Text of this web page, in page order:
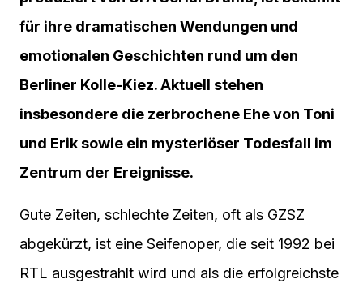
für ihre dramatischen Wendungen und
emotionalen Geschichten rund um den
Berliner Kolle-Kiez. Aktuell stehen
insbesondere die zerbrochene Ehe von Toni
und Erik sowie ein mysteriöser Todesfall im
Zentrum der Ereignisse.
Gute Zeiten, schlechte Zeiten, oft als GZSZ
abgekürzt, ist eine Seifenoper, die seit 1992 bei
RTL ausgestrahlt wird und als die erfolgreichste